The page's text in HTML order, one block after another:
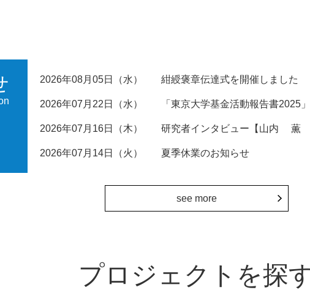
2026年08月05日（水） 紺綬褒章伝達式を開催しました
2026年07月22日（水） 「東京大学基金活動報告書2025
2026年07月16日（木） 研究者インタビュー【山内 薫
2026年07月14日（火） 夏季休業のお知らせ
see more
プロジェクトを探